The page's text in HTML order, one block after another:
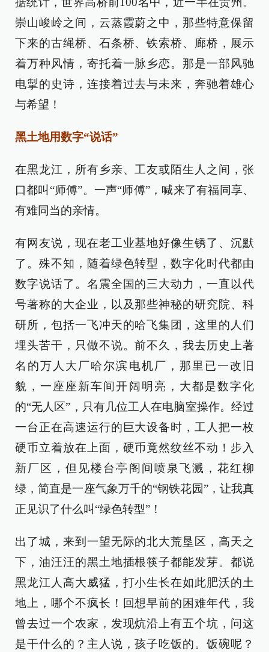
崇山峻岭之间，云蒸霞蔚之中，那些特意保留
下来的古绳桥、石条桥、铁索桥、廊桥，展示
着万种风情，寄托着一脉乡恋。那是一部风驰
电掣的史诗，连接着过去与未来，奔驰着雄心
与希望！
黑土地用数字“说话”
在黑龙江，所有乡亲、工友或陌生人之间，张
口都叫“师傅”。一声“师傅”，喊来了有福同享、
有难同当的亲情。
有网友说，现在老工业基地好像生锈了、沉默
了。殊不知，随着绿色转型，数字化时代都由
数字说话了。名震全国的三大动力，一直以代
号著称的大企业，以及那些神秘的研究院、科
研所，包括一飞冲天的哈飞集团，这里的人们
埋头苦干，只做不说。前不久，我去历史上著
名的万人大厂哈尔滨电机厂，那里已一改旧
貌，一座座新车间开阔明亮，大都是数字化
的“无人区”，只有几位工人在电脑室操作。经过
一台正在高速运行的巨大设备时，工人把一枚
硬币立着放在上面，硬币竟然纹丝不动！步入
新厂区，但见楼台亭阁间喷泉飞溅，花红柳
绿，简直是一座气象万千的“钢铁花园”，让我真
正见识了什么叫“绿色转型”！
出了城，来到一望无际的北大荒垦区，高天之
下，油汪汪的黑土地插根筷子都能发芽。都说
黑龙江人高大威猛，打小生长在如此肥沃的土
地上，哪个不疯长！回想早前的困难年代，我
曾去过一个农家，发现炕沿上有五个坑，问这
是干什么的？主人说，孩子吃饭的。饭碗呢？